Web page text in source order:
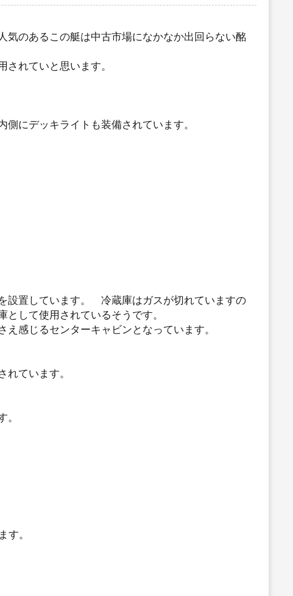
のあるこの艇は中古市場になかなか出回らない酩
れていと思います。
にデッキライトも装備されています。
設置しています。 冷蔵庫はガスが切れていますの
して使用されているそうです。
え感じるセンターキャビンとなっています。
れています。
。
す。